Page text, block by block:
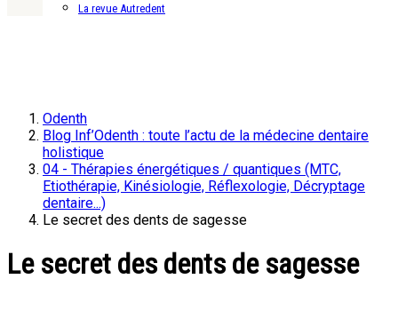
La revue Autredent
Odenth
Blog Inf’Odenth : toute l’actu de la médecine dentaire
holistique
04 - Thérapies énergétiques / quantiques (MTC,
Etiothérapie, Kinésiologie, Réflexologie, Décryptage
dentaire...)
Le secret des dents de sagesse
Le secret des dents de sagesse